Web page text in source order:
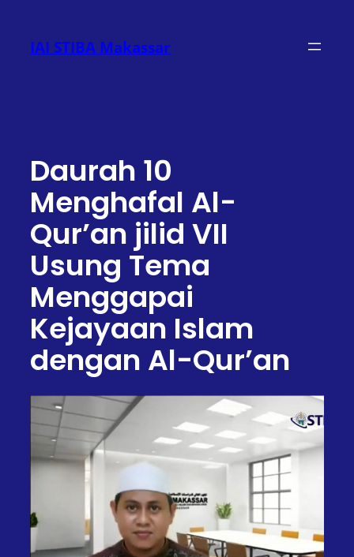
konten
IAI STIBA Makassar
Daurah 10
Menghafal Al-
Qur’an jilid VII
Usung Tema
Menggapai
Kejayaan Islam
dengan Al-Qur’an